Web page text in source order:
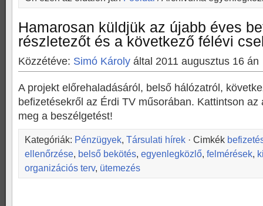
Hamarosan küldjük az újabb éves
részletezőt és a következő félévi
Közzétéve: Simó Károly által 2011 augusztus 16 án
A projekt előrehaladásáról, belső hálózatról,
befizetésekről az Érdi TV műsorában. Kattintson az
meg a beszélgetést!
Kategóriák: Pénzügyek, Társulati hírek · Cimkék
ellenőrzése, belső bekötés, egyenlegközlő, felmérések,
organizációs terv, ütemezés